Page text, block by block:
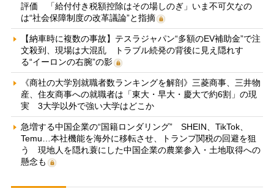
評価 「給付付き税額控除はその場しのぎ」いま不可欠なの
は“社会保障制度の改革議論”と指摘
【納車時に複数の事故】テスラジャパン“多額のEV補助金”で注
文殺到、現場は大混乱 トラブル続発の背後に見え隠れす
る“イーロンの右腕”の影
《商社の大学別就職者数ランキングを解剖》三菱商事、三井物
産、住友商事への就職者は「東大・早大・慶大で約6割」の現
実 3大学以外で強い大学はどこか
急増する中国企業の“国籍ロンダリング” SHEIN、TikTok、
Temu…本社機能を海外に移転させ、トランプ関税の回避を狙
う 現地人を隠れ蓑にした中国企業の農業参入・土地取得への
懸念も